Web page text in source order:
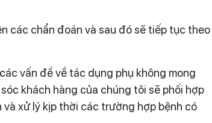
các chẩn đoán và sau đó sẽ tiếp tục theo
vấn đề về tác dụng phụ không mong
khách hàng của chúng tôi sẽ phối hợp
xử lý kịp thời các trường hợp bệnh có